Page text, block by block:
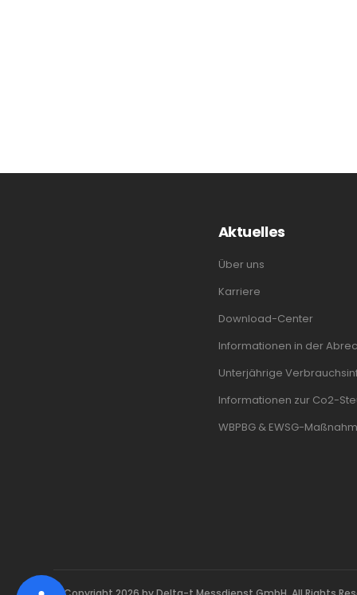
Aktuelles
Über uns
Karriere
Download-Center
Informationen in der
Unterjährige
Informationen zur Co2-
WBPBG & EWSG-